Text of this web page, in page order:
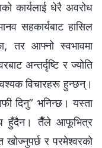
कार्यलाई धेरै अवरोध
सहकार्यबाट हासिल
तर आफ्नो स्वभावमा
अन्तर्दृष्टि र ज्योति
विचारहरू हुन्छन्।
दिनु” भनिन्छ। यस्ता
हुँदैन। तैँले आफूभित्र
खोज्नुपर्छ र परमेश्‍वरको